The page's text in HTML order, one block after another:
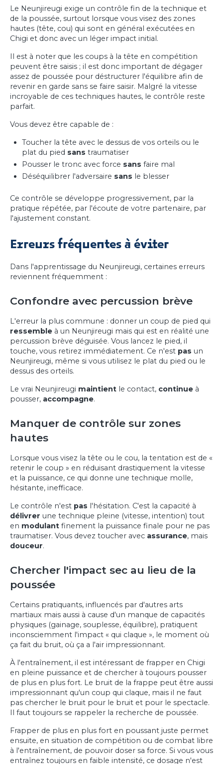
Le Neunjireugi exige un contrôle fin de la technique et
de la poussée, surtout lorsque vous visez des zones
hautes (tête, cou) qui sont en général exécutées en
Chigi et donc avec un léger impact initial.
Il est à noter que les coups à la tête en compétition
peuvent être saisis ; il est donc important de dégager
assez de poussée pour déstructurer l'équilibre afin de
revenir en garde sans se faire saisir. Malgré la vitesse
incroyable de ces techniques hautes, le contrôle reste
parfait.
Vous devez être capable de :
Toucher la tête avec le dessus de vos orteils ou le
plat du pied sans traumatiser
Pousser le tronc avec force sans faire mal
Déséquilibrer l'adversaire sans le blesser
Ce contrôle se développe progressivement, par la
pratique répétée, par l'écoute de votre partenaire, par
l'ajustement constant.
Erreurs fréquentes à éviter
Dans l'apprentissage du Neunjireugi, certaines erreurs
reviennent fréquemment :
Confondre avec percussion brève
L'erreur la plus commune : donner un coup de pied qui
ressemble à un Neunjireugi mais qui est en réalité une
percussion brève déguisée. Vous lancez le pied, il
touche, vous retirez immédiatement. Ce n'est pas un
Neunjireugi, même si vous utilisez le plat du pied ou le
dessus des orteils.
Le vrai Neunjireugi maintient le contact, continue à
pousser, accompagne.
Manquer de contrôle sur zones
hautes
Lorsque vous visez la tête ou le cou, la tentation est de «
retenir le coup » en réduisant drastiquement la vitesse
et la puissance, ce qui donne une technique molle,
hésitante, inefficace.
Le contrôle n'est pas l'hésitation. C'est la capacité à
délivrer une technique pleine (vitesse, intention) tout
en modulant finement la puissance finale pour ne pas
traumatiser. Vous devez toucher avec assurance, mais
douceur.
Chercher l'impact sec au lieu de la
poussée
Certains pratiquants, influencés par d'autres arts
martiaux mais aussi à cause d'un manque de capacités
physiques (gainage, souplesse, équilibre), pratiquent
inconsciemment l'impact « qui claque », le moment où
ça fait du bruit, où ça a l'air impressionnant.
À l'entraînement, il est intéressant de frapper en Chigi
en pleine puissance et de chercher à toujours pousser
de plus en plus fort. Le bruit de la frappe peut être aussi
impressionnant qu'un coup qui claque, mais il ne faut
pas chercher le bruit pour le bruit et pour le spectacle.
Il faut toujours se rappeler la recherche de poussée.
Frapper de plus en plus fort en poussant juste permet
ensuite, en situation de compétition ou de combat libre
à l'entraînement, de pouvoir doser sa force. Si vous vous
entraînez toujours en faible intensité, ce dosage n'est